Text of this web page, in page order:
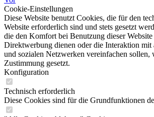
Cookie-Einstellungen
Diese Website benutzt Cookies, die für den
Website erforderlich sind und stets gesetzt
die den Komfort bei Benutzung dieser Website
Direktwerbung dienen oder die Interaktion mit
und sozialen Netzwerken vereinfachen sollen,
Zustimmung gesetzt.
Konfiguration
Technisch erforderlich
Diese Cookies sind für die Grundfunktionen